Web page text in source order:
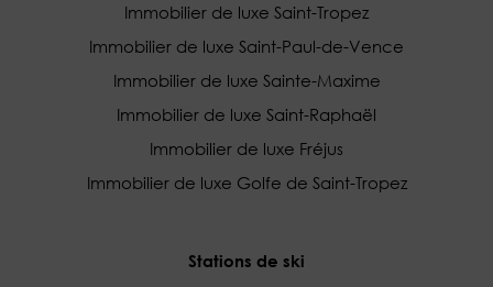
Immobilier de luxe Saint-Tropez
Immobilier de luxe Saint-Paul-de-Vence
Immobilier de luxe Sainte-Maxime
Immobilier de luxe Saint-Raphaël
Immobilier de luxe Fréjus
Immobilier de luxe Golfe de Saint-Tropez
Stations de ski